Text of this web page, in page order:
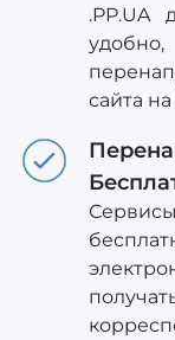
.PP.UA
сайта